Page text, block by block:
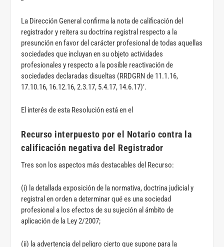
La Dirección General confirma la nota de calificación del
registrador y reitera su doctrina registral respecto a la
presunción en favor del carácter profesional de todas aquellas
sociedades que incluyan en su objeto actividades
profesionales y respecto a la posible reactivación de
sociedades declaradas disueltas (RRDGRN de 11.1.16,
17.10.16, 16.12.16, 2.3.17, 5.4.17, 14.6.17)’.
El interés de esta Resolución está en el
Recurso interpuesto por el Notario contra la
calificación negativa del Registrador
Tres son los aspectos más destacables del Recurso:
(i) la detallada exposición de la normativa, doctrina judicial y
registral en orden a determinar qué es una sociedad
profesional a los efectos de su sujeción al ámbito de
aplicación de la Ley 2/2007;
(ii) la advertencia del peligro cierto que supone para la